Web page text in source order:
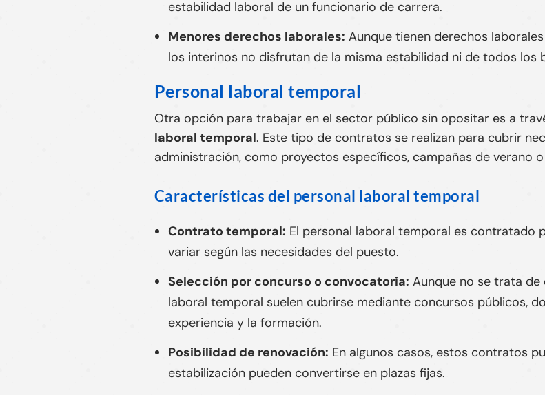
estabilidad laboral de un funcionario de carrera.
Menores derechos laborales: Aunque tienen derechos
los interinos no disfrutan de la misma estabilidad ni de todos los
Personal laboral temporal
Otra opción para trabajar en el sector público sin opositar es a
laboral temporal. Este tipo de contratos se realizan para cubrir
administración, como proyectos específicos, campañas de verano
Características del personal laboral temporal
Contrato temporal: El personal laboral temporal es contratado
variar según las necesidades del puesto.
Selección por concurso o convocatoria: Aunque no se trata de
laboral temporal suelen cubrirse mediante concursos públicos,
experiencia y la formación.
Posibilidad de renovación: En algunos casos, estos contratos
estabilización pueden convertirse en plazas fijas.